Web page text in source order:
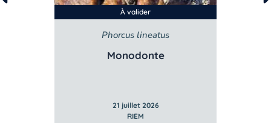
À valider
Phorcus lineatus
Monodonte
21 juillet 2026
RIEM